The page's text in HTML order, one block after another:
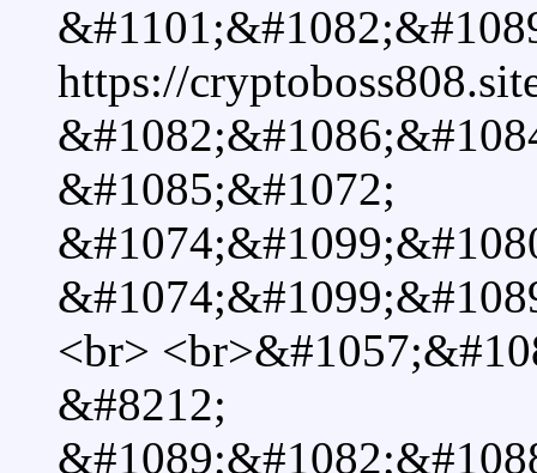
https://
&#1085;&#1072;
<br>
&#8212;